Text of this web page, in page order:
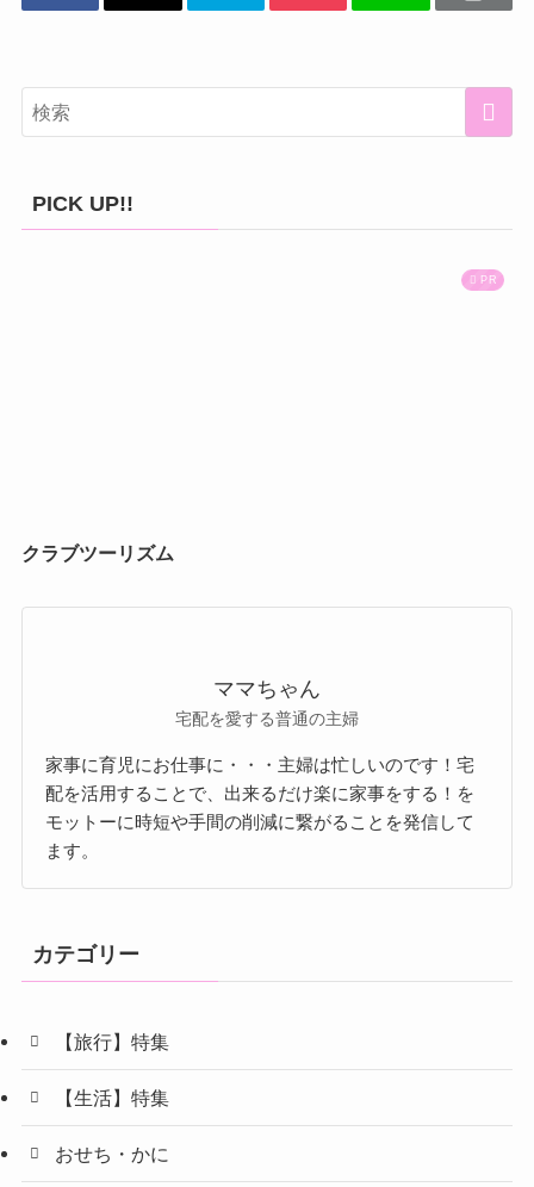
PICK UP!!
PR
クラブツーリズム
ママちゃん
宅配を愛する普通の主婦
家事に育児にお仕事に・・・主婦は忙しいのです！宅
配を活用することで、出来るだけ楽に家事をする！を
モットーに時短や手間の削減に繋がることを発信して
ます。
カテゴリー
【旅行】特集
【生活】特集
おせち・かに